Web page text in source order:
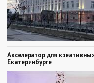
Акселератор для
Екатеринбурге